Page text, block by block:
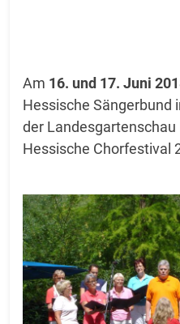
Am 16. und 17. Juni
Hessische
der
Hessische Chorfestival